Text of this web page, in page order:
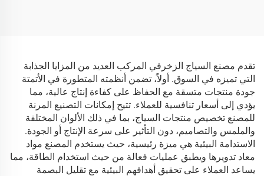
تقدم مصنع السياج الزخرفي المركب العديد من المزايا الجذابة
التي تميزه في السوق. أولاً، تضمن أنظمته المتطورة في الأتمتة
جودة منتجات متسقة مع الحفاظ على كفاءة إنتاج عالية، مما
يؤدي إلى أسعار تنافسية للعملاء. تتيح إمكانات التصنيع المرنة
للمصنع تخصيص منتجات السياج، بما في ذلك الألوان المختلفة
والملمس والتصاميم، دون التأثير على سرعة الإنتاج أو الجودة.
الاستدامة البيئية هي ميزة رئيسية، حيث يستخدم المصنع مواد
معاد تدويرها ويطبق عمليات فعالة من حيث استخدام الطاقة، مما
يساعد العملاء على تحقيق أهدافهم البيئية مع تقليل البصمة